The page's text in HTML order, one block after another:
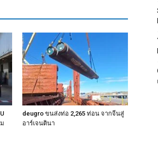
deugro ขนส่งท่อ 2,265 ท่อน จากจีนสู่
อาร์เจนตินา